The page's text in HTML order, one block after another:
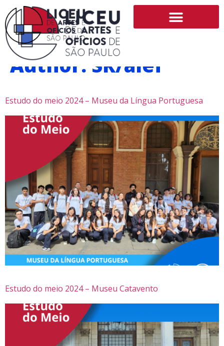
Author:SR/alef
Estudo do meio 2024 – Museu da Língua Portuguesa
Estudo do meio 2024 – Museu Catavento